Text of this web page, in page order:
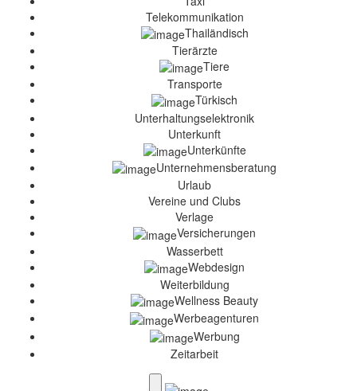
Telekommunikation
Thailändisch
Tierärzte
Tiere
Transporte
Türkisch
Unterhaltungselektronik
Unterkunft
Unterkünfte
Unternehmensberatung
Urlaub
Vereine und Clubs
Verlage
Versicherungen
Wasserbett
Webdesign
Weiterbildung
Wellness Beauty
Werbeagenturen
Werbung
Zeitarbeit